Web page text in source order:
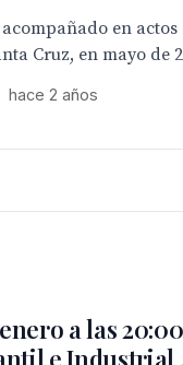
en actos
Cruz, en mayo de
hace 2 años
a las
e Industrial